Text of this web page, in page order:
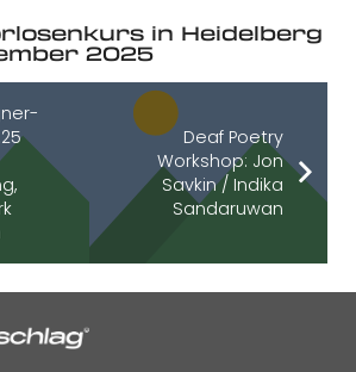
in Heidelberg
2025
Deaf Poetry
Workshop: Jon
Savkin / Indika
Sandaruwan